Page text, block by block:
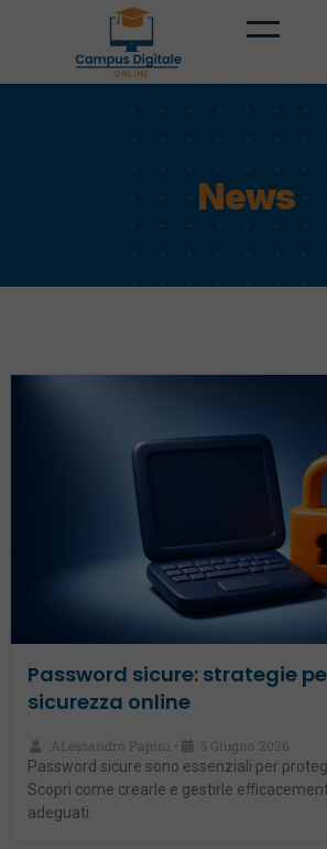
Contattaci
Acquista
Login
News
Password sicure: strategie
sicurezza online
ALessandro Papini •
5 Giugno 2026
Password sicure sono essenziali per
Scopri come crearle e gestirle
adeguati.